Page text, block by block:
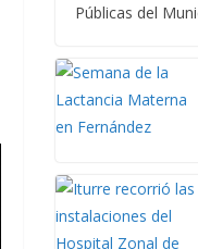
Públicas del